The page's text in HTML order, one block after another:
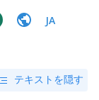
JA
テキストを隠す